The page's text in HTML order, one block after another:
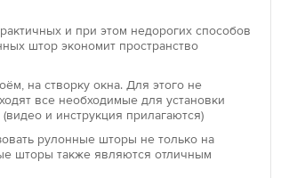
и при этом недорогих способов
штор экономит пространство
на створку окна. Для этого не
все необходимые для установки
и инструкция прилагаются)
рулонные шторы не только на
шторы также являются отличным
вала, полотна, нижней
управления. Крепление такой
к потолку или внутри оконного
принципу, как и открытая роллета –
на вал при помощи подъемного